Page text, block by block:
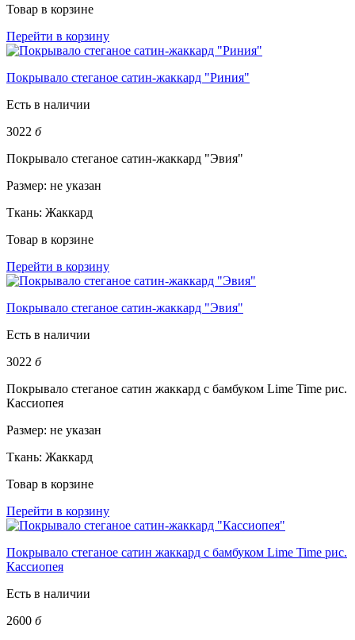
Товар в корзине
Перейти в корзину
Покрывало стеганое сатин-жаккард "Риния"
Есть в наличии
3022 б
Покрывало стеганое сатин-жаккард "Эвия"
Размер: не указан
Ткань: Жаккард
Товар в корзине
Перейти в корзину
Покрывало стеганое сатин-жаккард "Эвия"
Есть в наличии
3022 б
Покрывало стеганое сатин жаккард с бамбуком Lime Time рис.
Кассиопея
Размер: не указан
Ткань: Жаккард
Товар в корзине
Перейти в корзину
Покрывало стеганое сатин жаккард с бамбуком Lime Time рис.
Кассиопея
Есть в наличии
2600 б